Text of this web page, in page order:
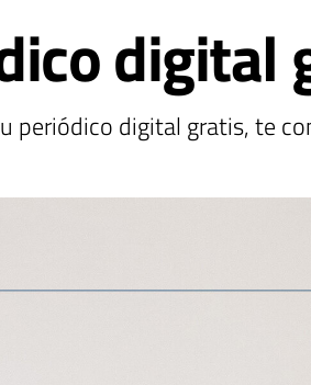
digital
periódico digital gratis, te